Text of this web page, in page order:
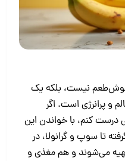
خوش‌طعم نیست، بلکه یک
و پرانرژی است. اگر
درست کنم، با خواندن این
تا سوپ و گرانولا، در
می‌شوند و هم مغذی و